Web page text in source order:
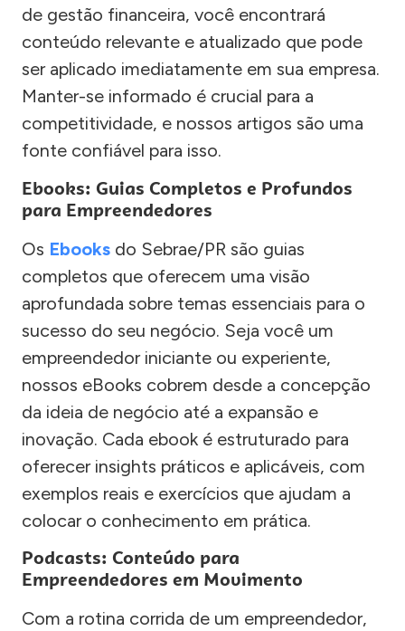
de gestão financeira, você encontrará
conteúdo relevante e atualizado que pode
ser aplicado imediatamente em sua empresa.
Manter-se informado é crucial para a
competitividade, e nossos artigos são uma
fonte confiável para isso.
Ebooks: Guias Completos e Profundos
para Empreendedores
Os Ebooks do Sebrae/PR são guias
completos que oferecem uma visão
aprofundada sobre temas essenciais para o
sucesso do seu negócio. Seja você um
empreendedor iniciante ou experiente,
nossos eBooks cobrem desde a concepção
da ideia de negócio até a expansão e
inovação. Cada ebook é estruturado para
oferecer insights práticos e aplicáveis, com
exemplos reais e exercícios que ajudam a
colocar o conhecimento em prática.
Podcasts: Conteúdo para
Empreendedores em Movimento
Com a rotina corrida de um empreendedor,